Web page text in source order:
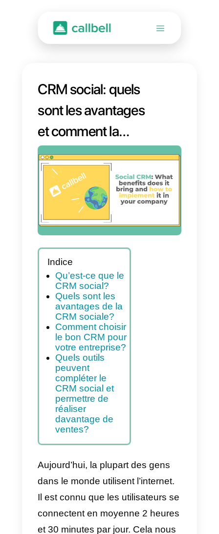
CRM social: quels
sont les avantages
et comment la
mettre en œuvre
dans votre
entreprise?
Indice
Qu’est-ce que le
CRM social?
Quels sont les
avantages de la
CRM sociale?
Comment choisir
le bon CRM pour
votre entreprise?
compléter le
CRM social et
réaliser
davantage de
ventes?